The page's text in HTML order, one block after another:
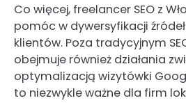
Co więcej, freelancer SEO z
pomóc w dywersyfikacji
klientów. Poza tradycyjnym
obejmuje również działania
optymalizacją wizytówki
to niezwykle ważne dla firm